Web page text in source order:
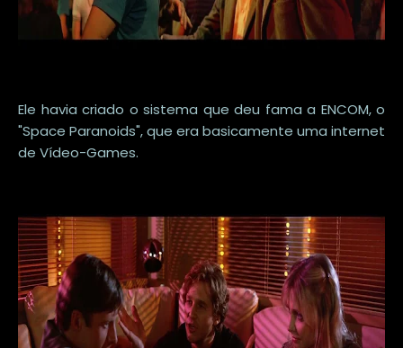
Ele havia criado o sistema que deu fama a ENCOM, o
"Space Paranoids", que era basicamente uma internet
de Vídeo-Games.